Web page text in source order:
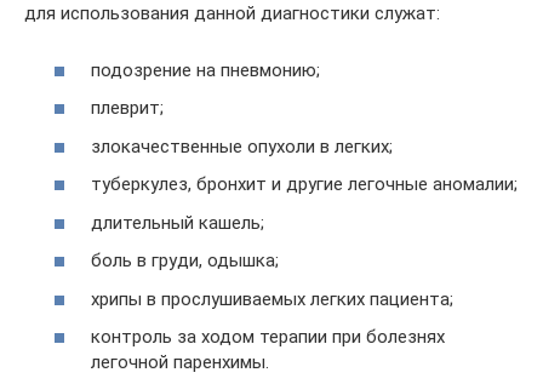
для использования данной диагностики служат:
подозрение на пневмонию;
плеврит;
злокачественные опухоли в легких;
туберкулез, бронхит и другие легочные аномалии;
длительный кашель;
боль в груди, одышка;
хрипы в прослушиваемых легких пациента;
контроль за ходом терапии при болезнях
легочной паренхимы.